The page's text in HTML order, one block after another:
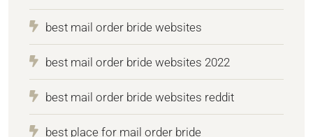
best mail order bride websites
best mail order bride websites 2022
best mail order bride websites reddit
best place for mail order bride